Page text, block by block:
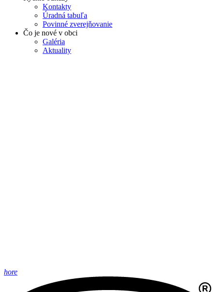
Kontakty
Úradná tabuľa
Povinné zverejňovanie
Čo je nové v obci
Galéria
Aktuality
hore